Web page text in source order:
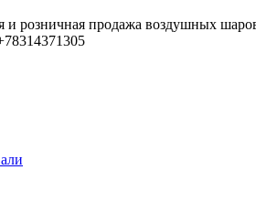
и розничная продажа воздушных